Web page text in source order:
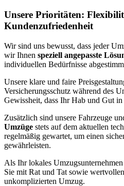
Unsere Prioritäten:
Kundenzufriedenheit
Wir sind uns bewusst, dass jeder
wir Ihnen speziell angepasste
individuellen Bedürfnisse
Unsere klare und faire
Versicherungsschutz während des
Gewissheit, dass Ihr Hab und Gut in
Zusätzlich sind unsere Fahrzeuge
Umzüge stets auf dem aktuellen
regelmäßig gewartet, um einen
gewährleisten.
Als Ihr lokales
Sie mit Rat und Tat sowie
unkomplizierten Umzug.